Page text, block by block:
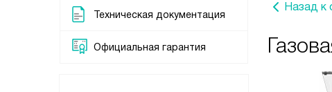
Техническая документация
Официальная гарантия
Назад к